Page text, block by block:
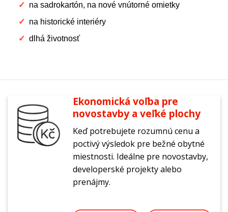
na sadrokartón, na nové vnútorné omietky
na historické interiéry
dlhá životnosť
Ekonomická voľba pre
novostavby a veľké plochy
Keď potrebujete rozumnú cenu a
poctivý výsledok pre bežné obytné
miestnosti. Ideálne pre novostavby,
developerské projekty alebo
prenájmy.